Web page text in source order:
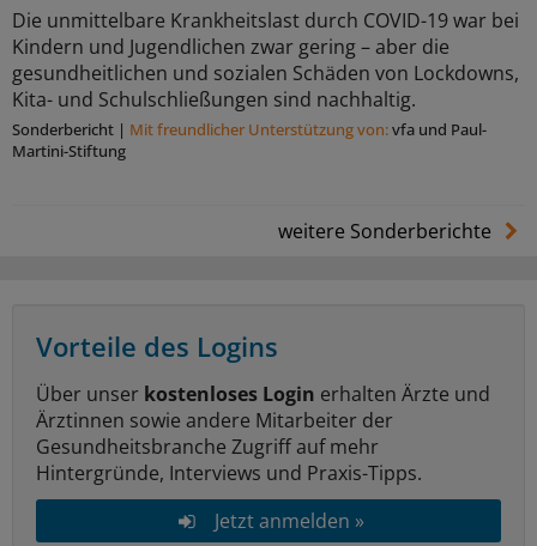
Die unmittelbare Krankheitslast durch COVID-19 war bei
Kindern und Jugendlichen zwar gering – aber die
gesundheitlichen und sozialen Schäden von Lockdowns,
Kita- und Schulschließungen sind nachhaltig.
Sonderbericht | Mit freundlicher Unterstützung von:vfa und Paul-
Martini-Stiftung
weitere Sonderberichte
Vorteile des Logins
Über unser kostenloses Login erhalten Ärzte und
Ärztinnen sowie andere Mitarbeiter der
Gesundheitsbranche Zugriff auf mehr
Hintergründe, Interviews und Praxis-Tipps.
Jetzt anmelden »